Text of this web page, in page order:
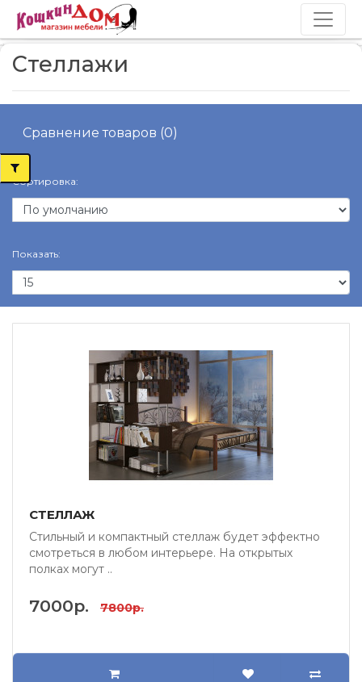
Стеллажи
Сравнение товаров (0)
Сортировка:
Показать:
СТЕЛЛАЖ
Стильный и компактный стеллаж будет эффектно
смотреться в любом интерьере. На открытых
полках могут ..
7000р. 7800р.